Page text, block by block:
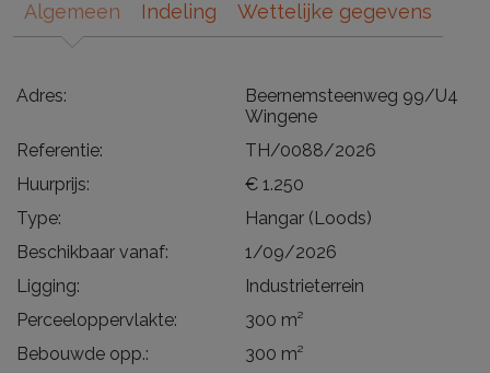
Algemeen Indeling Wettelijke gegevens
Adres:
Beernemsteenweg 99/U4
Wingene
Referentie:
TH/0088/2026
Huurprijs:
€ 1.250
Type:
Hangar (Loods)
Beschikbaar vanaf:
1/09/2026
Ligging:
Industrieterrein
Perceeloppervlakte:
300 m²
Bebouwde opp.:
300 m²